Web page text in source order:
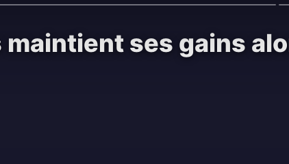
maintient ses gains